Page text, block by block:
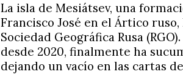
La isla de Mesiátsev, una
Francisco José en el Ártico
Sociedad Geográfica Rusa
desde 2020, finalmente ha
dejando un vacío en las cartas